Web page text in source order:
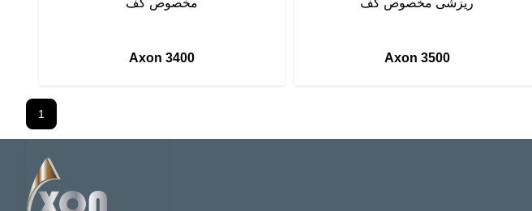
مخصوص کف
Axon 3400
ریزشی مخصوص کف
Axon 3500
1